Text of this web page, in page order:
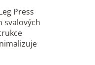
Press
svalových